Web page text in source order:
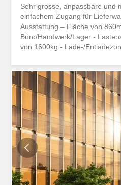
Sehr grosse, anpassbare und
einfachem Zugang für
Ausstattung – Fläche von
Büro/Handwerk/Lager -
von 1600kg - Lade-/
zur Autobahn A1 (10 Minuten)
Minuten erreichbar -
und Lieferfahrzeuge
3m - Doppelverglasung
nach Vereinbarung Dieses
haben Fragen? Unsere
Verfügung und antworten
Très grande surface
de vos besoins avec accès
Aménagement - Surface de
Affectation : Bureau/artisanal/
une capacité de 1600kg -